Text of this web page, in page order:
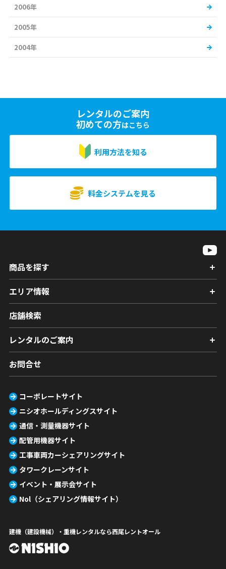
2006年
2005年
2004年
レンタルのご案内
初めての方はこちら
利用方法を知る
料金システムを見る
商品を探す
エリア情報
店舗検索
レンタルのご案内
お問合せ
コーポレートサイト
ニシオホールディングスサイト
通信・測量機器サイト
配管用機器サイト
工事車両カーシェアリングサイト
タワークレーンサイト
イベント・展示会サイト
Nol（シェアリング情報サイト）
建機（建設機械）・重機レンタルなら西尾レントオール